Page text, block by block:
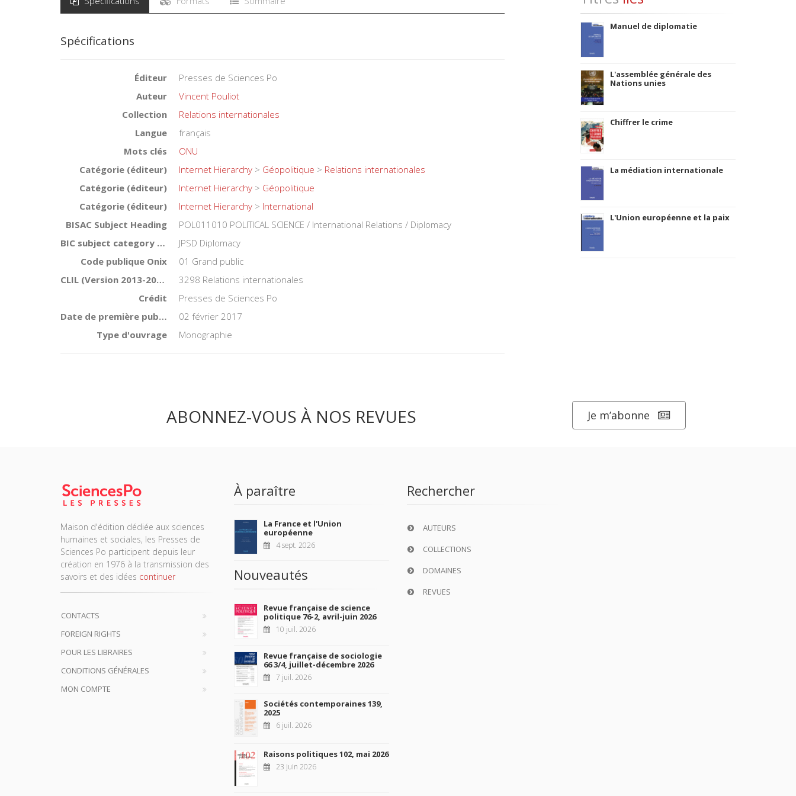
Spécifications
Éditeur
Presses de Sciences Po
Auteur
Vincent Pouliot
Collection
Relations internationales
Langue
français
Mots clés
ONU
Catégorie (éditeur)
Internet Hierarchy > Géopolitique > Relations internationales
Catégorie (éditeur)
Internet Hierarchy > Géopolitique
Catégorie (éditeur)
Internet Hierarchy > International
BISAC Subject Heading
POL011010 POLITICAL SCIENCE / International Relations / Diplomacy
BIC subject category (UK)
JPSD Diplomacy
Code publique Onix
01 Grand public
CLIL (Version 2013-2019 )
3298 Relations internationales
Crédit
Presses de Sciences Po
Date de première publication du titre
02 février 2017
Type d'ouvrage
Monographie
Manuel de diplomatie
L'assemblée générale des
Nations unies
Chiffrer le crime
La médiation internationale
L'Union européenne et la paix
ABONNEZ-VOUS À NOS REVUES Je m’abonne
Maison d'édition dédiée aux sciences
humaines et sociales, les Presses de
Sciences Po participent depuis leur
création en 1976 à la transmission des
savoirs et des idées continuer
CONTACTS
FOREIGN RIGHTS
POUR LES LIBRAIRES
CONDITIONS GÉNÉRALES
MON COMPTE
À paraître
La France et l'Union
européenne
4 sept. 2026
Nouveautés
Revue française de science
politique 76-2, avril-juin 2026
10 juil. 2026
Revue française de sociologie
66 3/4, juillet-décembre 2026
7 juil. 2026
Sociétés contemporaines 139,
2025
6 juil. 2026
Raisons politiques 102, mai 2026
23 juin 2026
Rechercher
AUTEURS
COLLECTIONS
DOMAINES
REVUES